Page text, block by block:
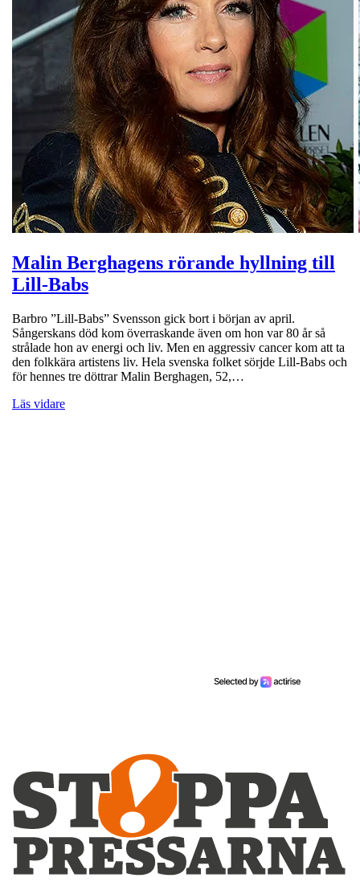
Malin Berghagens rörande hyllning till
Lill-Babs
Barbro ”Lill-Babs” Svensson gick bort i början av april.
Sångerskans död kom överraskande även om hon var 80 år så
strålade hon av energi och liv. Men en aggressiv cancer kom att ta
den folkkära artistens liv. Hela svenska folket sörjde Lill-Babs och
för hennes tre döttrar Malin Berghagen, 52,…
Läs vidare